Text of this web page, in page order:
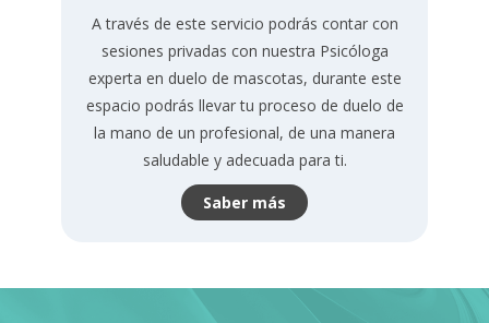
A través de este servicio podrás contar con
sesiones privadas con nuestra Psicóloga
experta en duelo de mascotas, durante este
espacio podrás llevar tu proceso de duelo de
la mano de un profesional, de una manera
saludable y adecuada para ti.
Saber más